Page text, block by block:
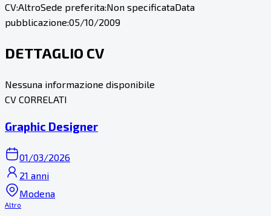
CV:AltroSede preferita:Non specificataData
pubblicazione:05/10/2009
DETTAGLIO CV
Nessuna informazione disponibile
CV CORRELATI
Graphic Designer
01/03/2026
21 anni
Modena
Altro